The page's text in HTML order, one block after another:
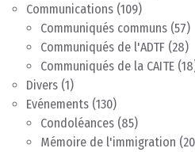
Communications (109)
Communiqués communs (57)
Communiqués de l'ADTF (28)
Communiqués de la CAITE
Divers (1)
Evénements (130)
Condoléances (85)
Mémoire de l'immigration